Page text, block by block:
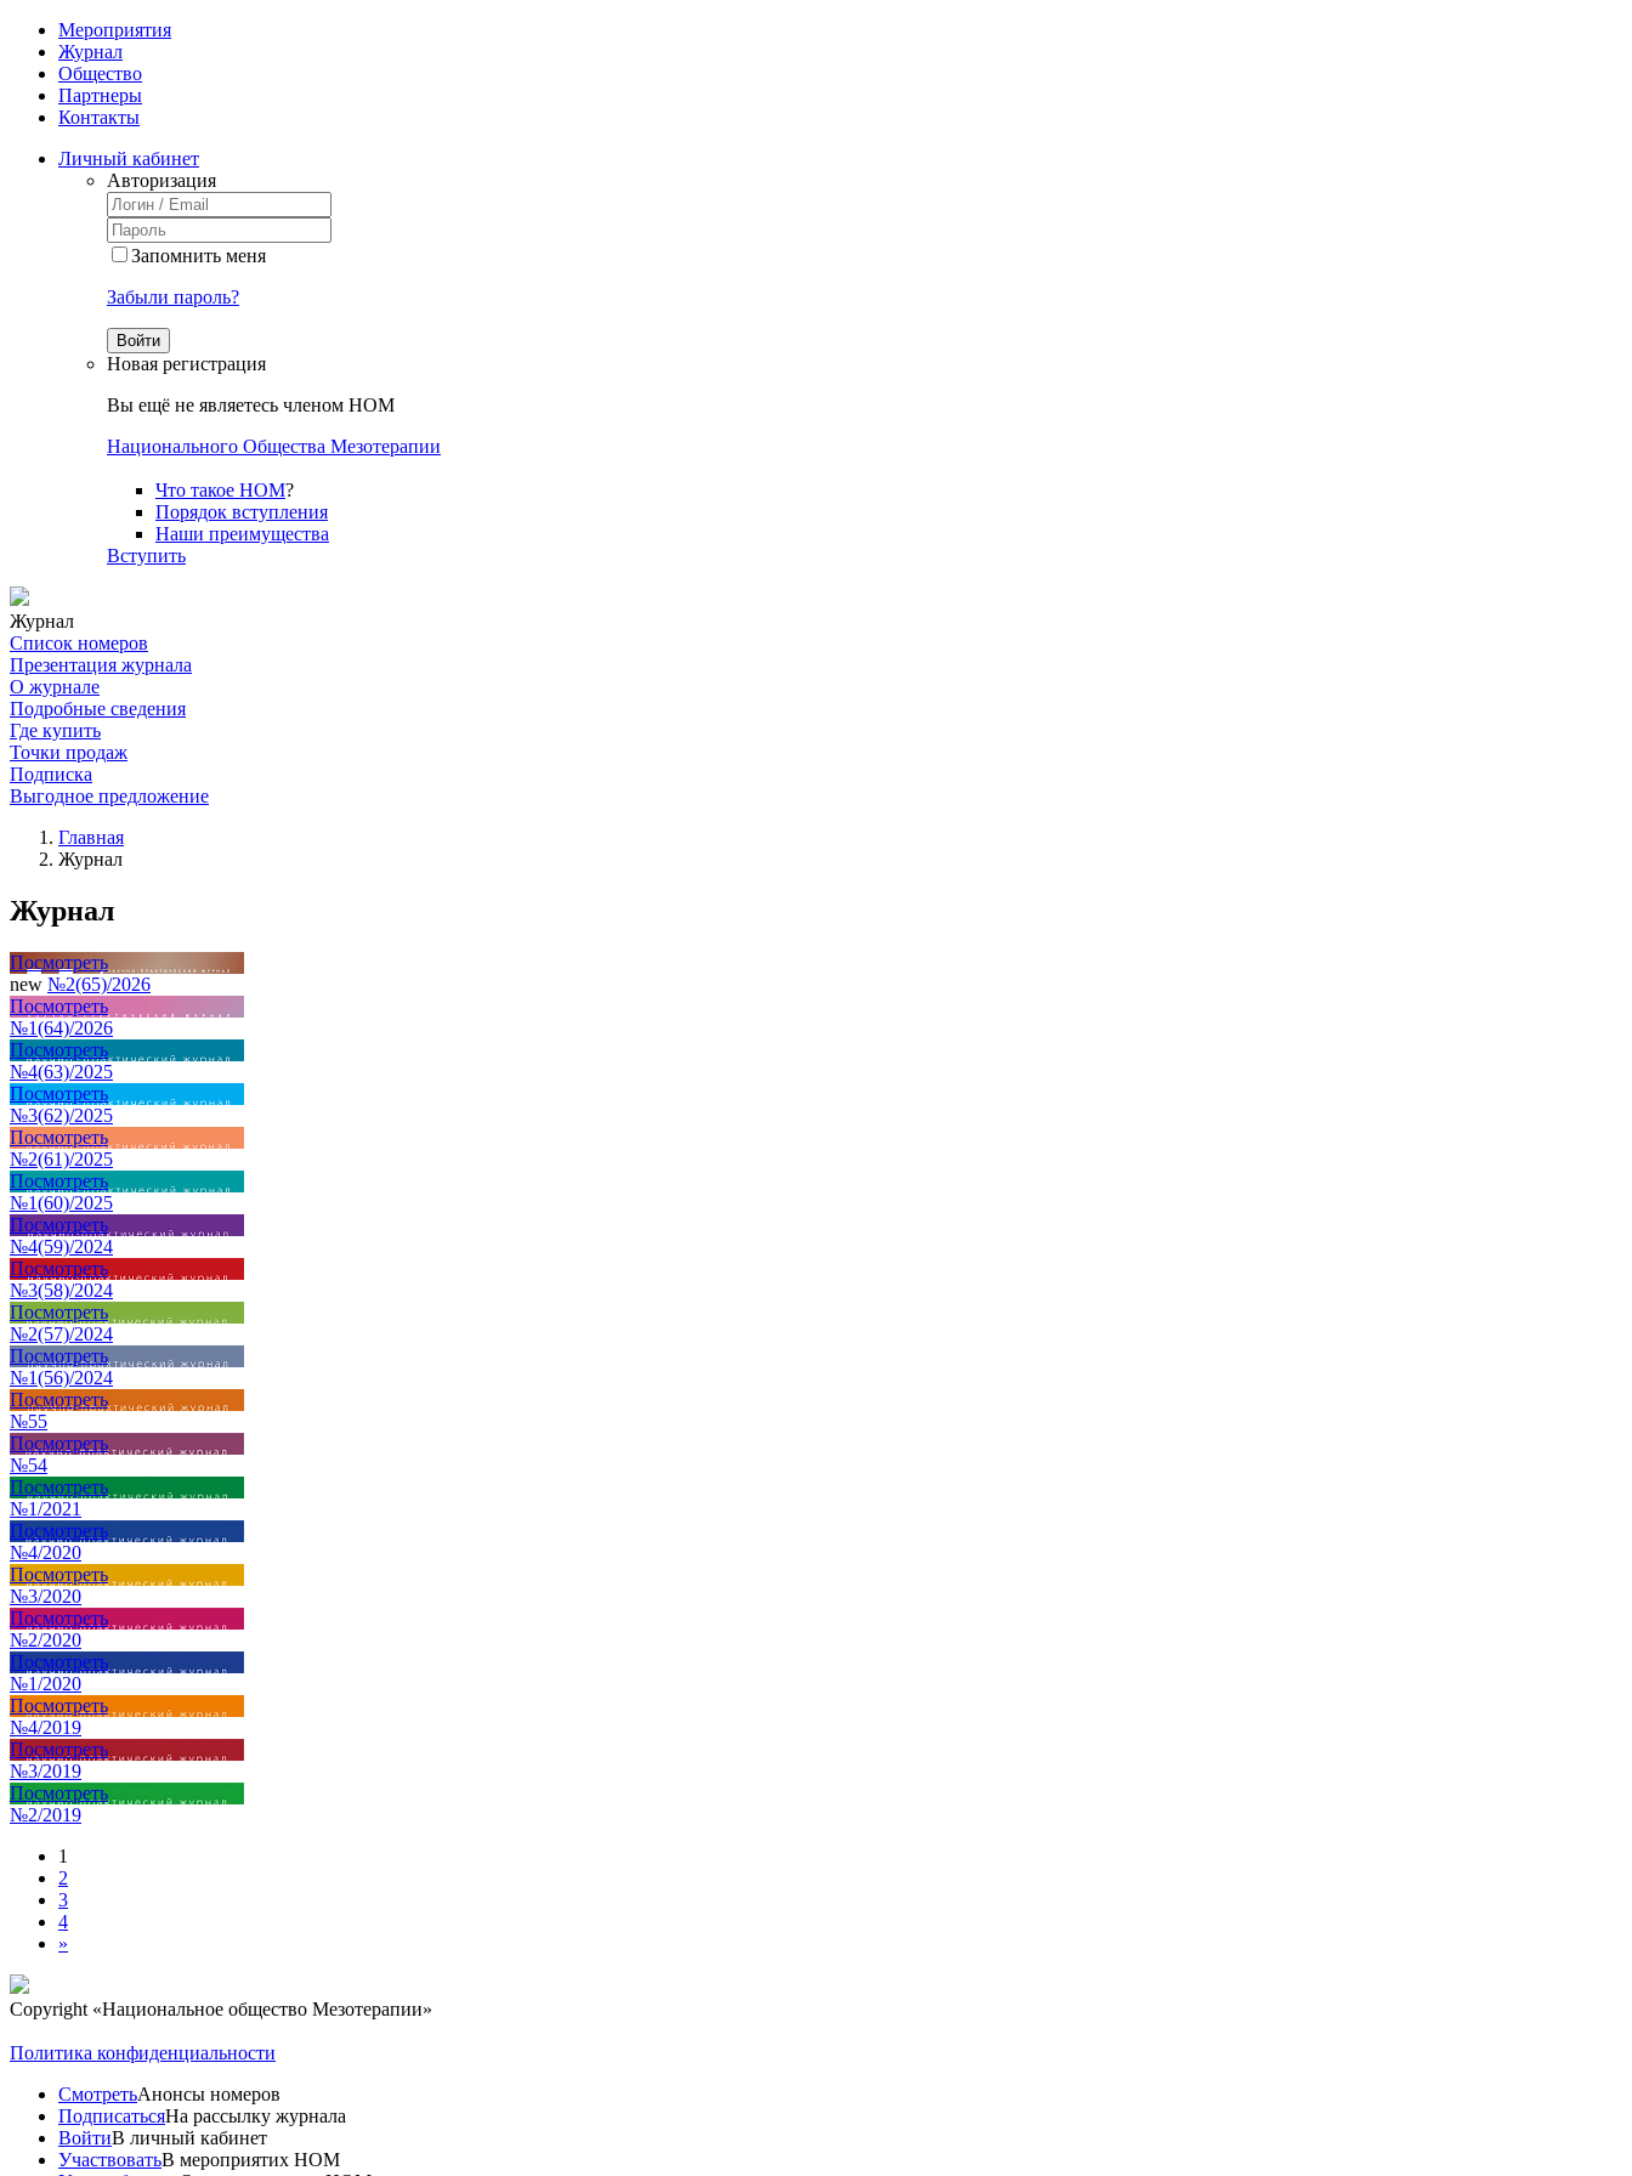
Мероприятия
Журнал
Общество
Партнеры
Контакты
Личный кабинет
Авторизация
Запомнить меня
Забыли пароль?
Войти
Новая регистрация
Вы ещё не являетесь членом НОМ
Национального Общества Мезотерапии
Что такое НОМ?
Порядок вступления
Наши преимущества
Вступить
Журнал
Список номеров
Презентация журнала
О журнале
Подробные сведения
Где купить
Точки продаж
Подписка
Выгодное предложение
Главная
Журнал
Журнал
Посмотреть
new №2(65)/2026
Посмотреть
№1(64)/2026
Посмотреть
№4(63)/2025
Посмотреть
№3(62)/2025
Посмотреть
№2(61)/2025
Посмотреть
№1(60)/2025
Посмотреть
№4(59)/2024
Посмотреть
№3(58)/2024
Посмотреть
№2(57)/2024
Посмотреть
№1(56)/2024
Посмотреть
№55
Посмотреть
№54
Посмотреть
№1/2021
Посмотреть
№4/2020
Посмотреть
№3/2020
Посмотреть
№2/2020
Посмотреть
№1/2020
Посмотреть
№4/2019
Посмотреть
№3/2019
Посмотреть
№2/2019
1
2
3
4
»
Copyright «Национальное общество Мезотерапии»
Политика конфиденциальности
СмотретьАнонсы номеров
ПодписатьсяНа рассылку журнала
ВойтиВ личный кабинет
УчаствоватьВ мероприятих НОМ